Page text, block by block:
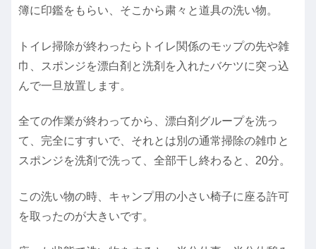
簿に印鑑をもらい、そこから粛々と道具の洗い物。
トイレ掃除が終わったらトイレ関係のモップの先や雑
巾、スポンジを漂白剤と洗剤を入れたバケツに突っ込
んで一旦放置します。
全ての作業が終わってから、漂白剤グループを洗っ
て、完全にすすいで、それとは別の通常掃除の雑巾と
スポンジを洗剤で洗って、全部干し終わると、20分。
この洗い物の時、キャンプ用の小さい椅子に座る許可
を取ったのが大きいです。